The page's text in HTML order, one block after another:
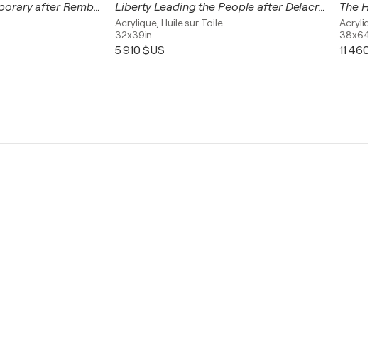
Night Watch contemporary after Rembrandt Liberty Leading the People after Delacroix
Acrylique, Huile sur Toile
32x39in
5 910 $US
38x64in
11 460